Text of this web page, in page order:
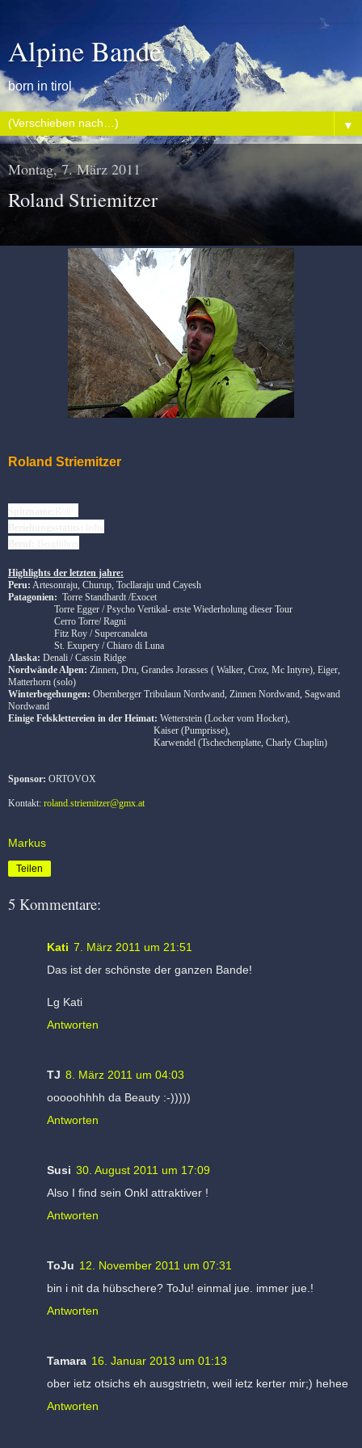
Alpine Bande
born in tirol
▼
Montag, 7. März 2011
Roland Striemitzer
Roland Striemitzer
Highlights der letzten jahre:
Peru: Artesonraju, Churup, Tocllaraju und Cayesh
Patagonien: Torre Standhardt /Exocet
Torre Egger / Psycho Vertikal- erste Wiederholung dieser Tour
Cerro Torre/ Ragni
Fitz Roy / Supercanaleta
St. Exupery / Chiaro di Luna
Alaska: Denali / Cassin Ridge
Nordwände Alpen: Zinnen, Dru, Grandes Jorasses ( Walker, Croz, Mc Intyre), Eiger,
Matterhorn (solo)
Winterbegehungen: Obernberger Tribulaun Nordwand, Zinnen Nordwand, Sagwand
Nordwand
Einige Felsklettereien in der Heimat: Wetterstein (Locker vom Hocker),
Kaiser (Pumprisse),
Karwendel (Tschechenplatte, Charly Chaplin)
Sponsor: ORTOVOX
Kontakt: roland.striemitzer@gmx.at
Markus
Teilen
5 Kommentare:
Kati 7. März 2011 um 21:51
Das ist der schönste der ganzen Bande!
Lg Kati
Antworten
TJ 8. März 2011 um 04:03
ooooohhhh da Beauty :-)))))
Antworten
Susi 30. August 2011 um 17:09
Also I find sein Onkl attraktiver !
Antworten
ToJu 12. November 2011 um 07:31
bin i nit da hübschere? ToJu! einmal jue. immer jue.!
Antworten
Tamara 16. Januar 2013 um 01:13
ober ietz otsichs eh ausgstrietn, weil ietz kerter mir;) hehee
Antworten